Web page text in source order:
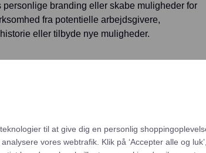
branding eller skabe muligheder for
fra potentielle arbejdsgivere,
eller tilbyde nye muligheder.
få en række vidtgående konsekvenser for
til at give dig en personlig
vores webtrafik. Klik på ‘Accepter alle og